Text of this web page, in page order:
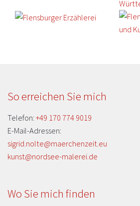
So erreichen Sie mich
Telefon: +49 170 774 9019
E-Mail-Adressen:
sigrid.nolte@maerchenzeit.eu
kunst@nordsee-malerei.de
Wo Sie mich finden